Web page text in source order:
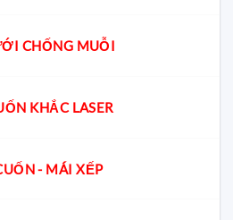
CHỐNG MUỖI
KHẮC LASER
- MÁI XẾP